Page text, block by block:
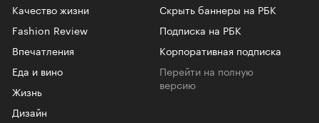
Качество жизни
Fashion Review
Впечатления
Еда и вино
Жизнь
Дизайн
Скрыть баннеры на РБК
Подписка на РБК
Корпоративная подписка
Перейти на полную
версию